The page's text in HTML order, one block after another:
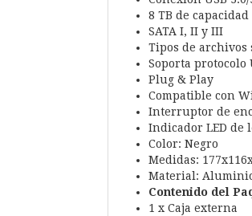
8 TB de
SATA I, II y III
Tipos de archivos
Soporta protocolo
Plug & Play
Compatible con
Interruptor de
Indicador LED de
Color: Negro
Medidas:
Material:
Contenido del
1 x Caja externa